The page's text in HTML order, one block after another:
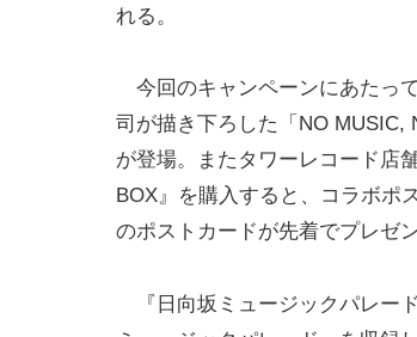
れる。
今回のキャンペーンにあたっ
司が描き下ろした「NO MUSIC,
が登場。またタワーレコード店
BOX』を購入すると、コラボポ
のポストカードが先着でプレゼ
『日向坂ミュージックパレー